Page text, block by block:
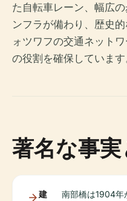
た自転車レーン、幅広
ンフラが備わり、歴史
ォツワフの交通ネット
の役割を確保しています
著名な事
建
南部橋は1904年